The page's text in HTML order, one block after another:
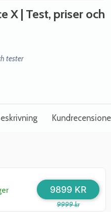
X | Test, priser och
tester
9999 kr
9899 KR